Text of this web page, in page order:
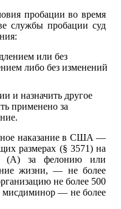
пробации во время
службы пробации суд
или без
либо без изменений
и назначить другое
применено за
наказание в США —
размерах (§ 3571) на
(А) за фелонию или
жизни, — не более
не более 500
мисдиминор — не более